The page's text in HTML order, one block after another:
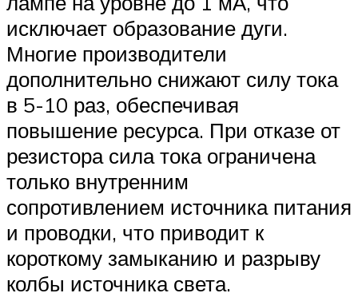
исключает образование дуги.
Многие производители
дополнительно снижают силу тока
в 5-10 раз, обеспечивая
повышение ресурса. При отказе от
резистора сила тока ограничена
только внутренним
сопротивлением источника питания
и проводки, что приводит к
короткому замыканию и разрыву
колбы источника света.